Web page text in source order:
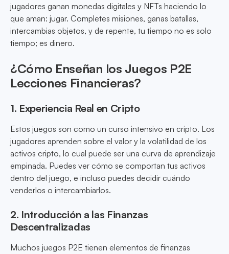
jugadores ganan monedas digitales y NFTs haciendo lo
que aman: jugar. Completes misiones, ganas batallas,
intercambias objetos, y de repente, tu tiempo no es solo
tiempo; es dinero.
¿Cómo Enseñan los Juegos P2E
Lecciones Financieras?
1. Experiencia Real en Cripto
Estos juegos son como un curso intensivo en cripto. Los
jugadores aprenden sobre el valor y la volatilidad de los
activos cripto, lo cual puede ser una curva de aprendizaje
empinada. Puedes ver cómo se comportan tus activos
dentro del juego, e incluso puedes decidir cuándo
venderlos o intercambiarlos.
2. Introducción a las Finanzas
Descentralizadas
Muchos juegos P2E tienen elementos de finanzas